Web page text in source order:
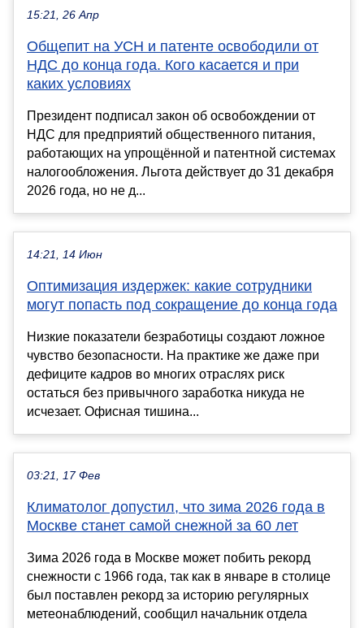
15:21, 26 Апр
Общепит на УСН и патенте освободили от
НДС до конца года. Кого касается и при
каких условиях
Президент подписал закон об освобождении от
НДС для предприятий общественного питания,
работающих на упрощённой и патентной системах
налогообложения. Льгота действует до 31 декабря
2026 года, но не д...
14:21, 14 Июн
Оптимизация издержек: какие сотрудники
могут попасть под сокращение до конца года
Низкие показатели безработицы создают ложное
чувство безопасности. На практике же даже при
дефиците кадров во многих отраслях риск
остаться без привычного заработка никуда не
исчезает. Офисная тишина...
03:21, 17 Фев
Климатолог допустил, что зима 2026 года в
Москве станет самой снежной за 60 лет
Зима 2026 года в Москве может побить рекорд
снежности с 1966 года, так как в январе в столице
был поставлен рекорд за историю регулярных
метеонаблюдений, сообщил начальник отдела